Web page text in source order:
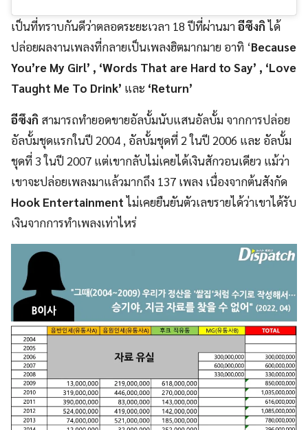
เป็นที่ทราบกันดีว่าตลอดระยะเวลา 18 ปีที่ผ่านมาอีซึงกิได้
ปล่อยผลงานเพลงที่กลายเป็นเพลงฮิตมากมาย อาทิ ‘Because
You’re My Girl’ , ‘Words That are Hard to Say’ , ‘Love
Taught Me To Drink’ และ ‘Return’
อีซึงกิ สามารถทำยอดขายอัลบั้มนับแสนอัลบั้ม จากการปล่อย
อัลบั้มชุดแรกในปี 2004 , อัลบั้มชุดที่ 2 ในปี 2006 และ อัลบั้ม
ชุดที่ 3 ในปี 2007 แต่เขากลับไม่เคยได้เงินสักวอนเดียว แม้ว่า
เขาจะปล่อยเพลงมาแล้วมากถึง 137 เพลง เนื่องจากต้นสังกัด
Hook Entertainmentไม่เคยยืนยันตัวเลขรายได้ว่าเขาได้รับ
เงินจากการทำเพลงเท่าไหร่